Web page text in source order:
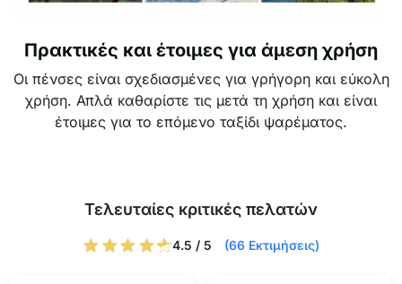
Πρακτικές και έτοιμες για άμεση χρήση
Οι πένσες είναι σχεδιασμένες για γρήγορη και εύκολη
χρήση. Απλά καθαρίστε τις μετά τη χρήση και είναι
έτοιμες για το επόμενο ταξίδι ψαρέματος.
Τελευταίες κριτικές πελατών
4.5 / 5 (66 Εκτιμήσεις)